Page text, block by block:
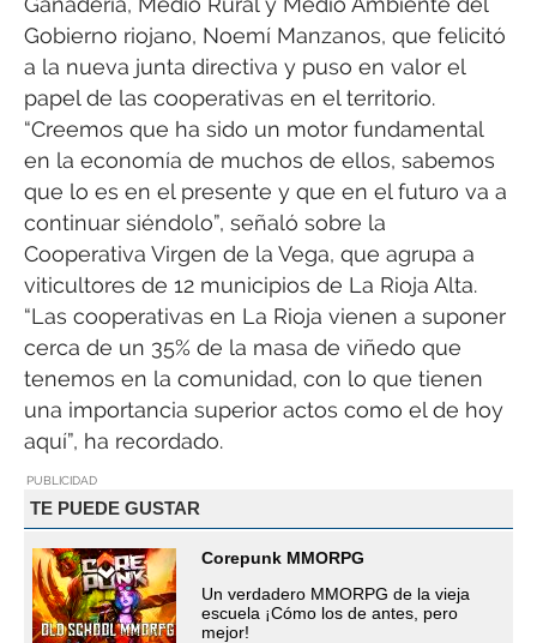
Gobierno riojano, Noemí Manzanos, que felicitó
a la nueva junta directiva y puso en valor el
papel de las cooperativas en el territorio.
“Creemos que ha sido un motor fundamental
en la economía de muchos de ellos, sabemos
que lo es en el presente y que en el futuro va a
continuar siéndolo”, señaló sobre la
Cooperativa Virgen de la Vega, que agrupa a
viticultores de 12 municipios de La Rioja Alta.
“Las cooperativas en La Rioja vienen a suponer
cerca de un 35% de la masa de viñedo que
tenemos en la comunidad, con lo que tienen
una importancia superior actos como el de hoy
aquí”, ha recordado.
PUBLICIDAD
TE PUEDE GUSTAR
Corepunk MMORPG
Un verdadero MMORPG de la vieja
escuela ¡Cómo los de antes, pero
mejor!